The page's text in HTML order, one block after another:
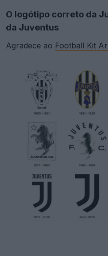
O logótipo correto da
da Juventus
Agradece ao Football Kit